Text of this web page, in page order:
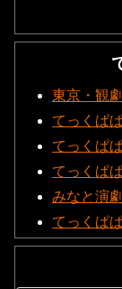
東京・観
てっくぱ
てっくぱ
てっくぱ
みなと演
てっくぱ